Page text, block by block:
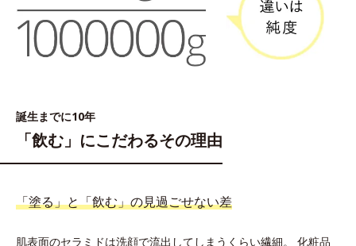
誕生までに10年
「飲む」にこだわるその理由
「塗る」と「飲む」の見過ごせない差
肌表面のセラミドは洗顔で流出してしまうくらい繊細。
化粧品